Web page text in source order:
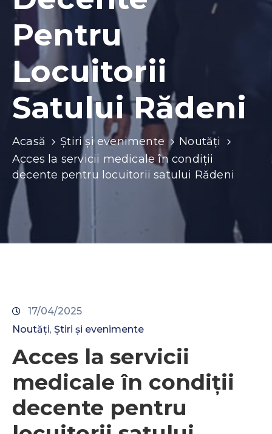
Contacte
Pentru
Locuitorii
Satului Rădeni
Acasă Știri și evenimente
Noutăți
Acces la servicii medicale în condiții
decente pentru locuitorii satului Rădeni
17/04/2025
Noutăți‚ Știri și evenimente
Acces la servicii
medicale în condiții
decente pentru